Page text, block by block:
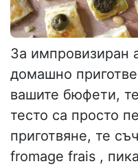
За импровизиран
домашно
вашите бюфети,
тесто са просто
приготвяне, те
fromage frais ,